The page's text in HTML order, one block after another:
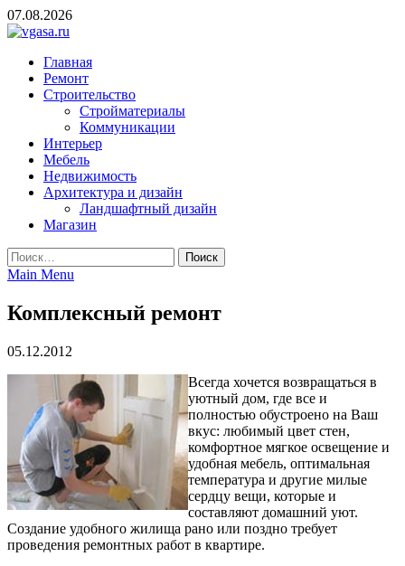
Skip
to
07.08.2026
vgasa.ru
Строительный журнал. Всё о строительстве и ремонтах
Главная
Ремонт
Строительство
Стройматериалы
Коммуникации
Интерьер
Мебель
Недвижимость
Архитектура и дизайн
Ландшафтный дизайн
Магазин
Найти:
Main Menu
Комплексный ремонт
05.12.2012
Всегда хочется возвращаться в
уютный дом, где все и
полностью обустроено на Ваш
вкус: любимый цвет стен,
комфортное мягкое освещение и
удобная мебель, оптимальная
температура и другие милые
сердцу вещи, которые и
составляют домашний уют.
Создание удобного жилища рано или поздно требует
проведения ремонтных работ в квартире.